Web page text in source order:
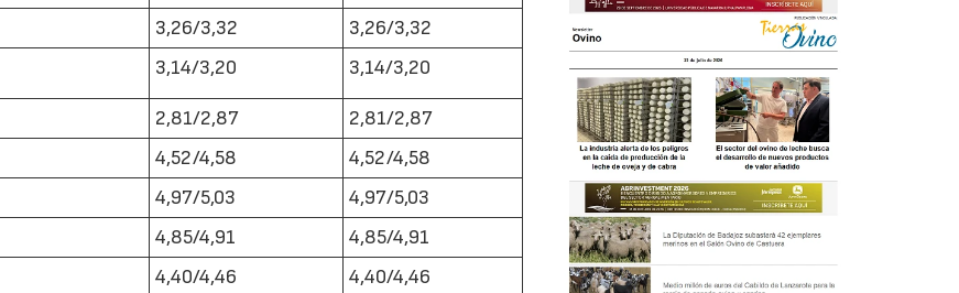
3,26/3,32
3,26/3,32
3,14/3,20 3,14/3,20
2,81/2,87
2,81/2,87
4,52/4,58
4,52/4,58
4,97/5,03
4,97/5,03
4,85/4,91
4,85/4,91
4,40/4,46
4,40/4,46